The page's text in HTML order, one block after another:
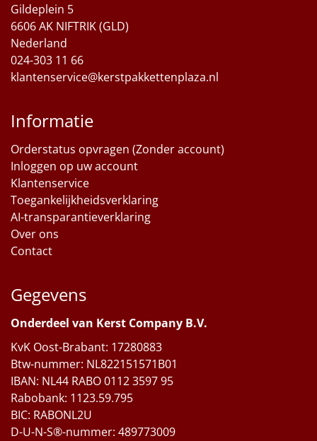
Gildeplein 5
6606 AK NIFTRIK (GLD)
Nederland
024-303 11 66
klantenservice@kerstpakkettenplaza.nl
Informatie
Orderstatus opvragen (Zonder account)
Inloggen op uw account
Klantenservice
Toegankelijkheidsverklaring
AI-transparantieverklaring
Over ons
Contact
Gegevens
Onderdeel van Kerst Company B.V.
KvK Oost-Brabant: 17280883
Btw-nummer: NL822151571B01
IBAN: NL44 RABO 0112 3597 95
Rabobank: 1123.59.795
BIC: RABONL2U
D-U-N-S®-nummer: 489773009